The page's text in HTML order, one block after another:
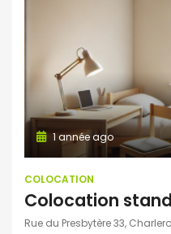
1 année ago
COLOCATION
Colocation
Rue du Presbytère 33,